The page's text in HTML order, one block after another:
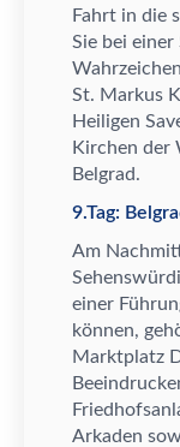
Fahrt in die
Sie bei
St. Markus
Heiligen
Kirchen der
Belgrad.
9.Tag:
Am
Sehenswü
einer Fü
können, geh
Marktplatz
Arkaden